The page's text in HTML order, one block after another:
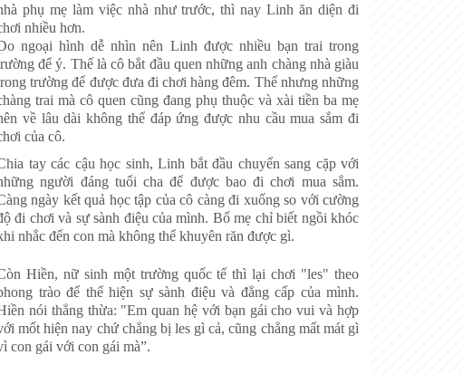
phụ mẹ làm việc nhà như trước, thì nay Linh ăn diện đi
nhiều hơn.
ngoại hình dễ nhìn nên Linh được nhiều bạn trai trong
để ý. Thế là cô bắt đầu quen những anh chàng nhà giàu
trường để được đưa đi chơi hàng đêm. Thế nhưng những
trai mà cô quen cũng đang phụ thuộc và xài tiền ba mẹ
về lâu dài không thể đáp ứng được nhu cầu mua sắm đi
của cô.
tay các cậu học sinh, Linh bắt đầu chuyển sang cặp với
người đáng tuổi cha để được bao đi chơi mua sắm.
ngày kết quả học tập của cô càng đi xuống so với cường
đi chơi và sự sành điệu của mình. Bố mẹ chỉ biết ngồi khóc
nhắc đến con mà không thể khuyên răn được gì.
Hiền, nữ sinh một trường quốc tế thì lại chơi "les" theo
trào để thể hiện sự sành điệu và đẳng cấp của mình.
nói thẳng thừa: "Em quan hệ với bạn gái cho vui và hợp
mốt hiện nay chứ chẳng bị les gì cả, cũng chẳng mất mát gì
con gái với con gái mà”.